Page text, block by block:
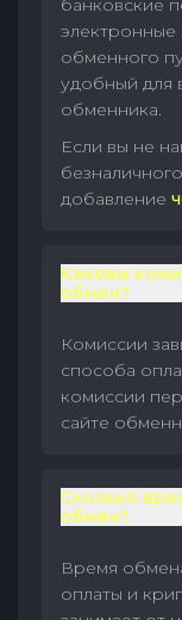
банковские
электронные
обменного
удобный для
обменника.
Если вы не
добавление
Каковы
обмен?
Комиссии
способа
комиссии
сайте
Сколько
обмен?
Время
оплаты и